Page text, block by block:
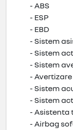
- ABS
- ESP
- EBD
- Sistem
- Sistem
- Sistem
-
- Sistem
- Sistem
- Asistenta
- Airbag